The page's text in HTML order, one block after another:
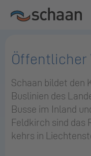
Öffentlicher
Scha­an bil­det den
Bus­li­ni­en des
Busse im In­land
Feld­kirch sind
kehrs in